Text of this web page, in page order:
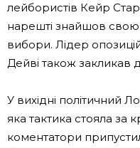
лейбористів Кейр
нарешті знайшов свою
вибори. Лідер
Дейві також закликав
У вихідні політичний
яка тактика стояла за
коментатори